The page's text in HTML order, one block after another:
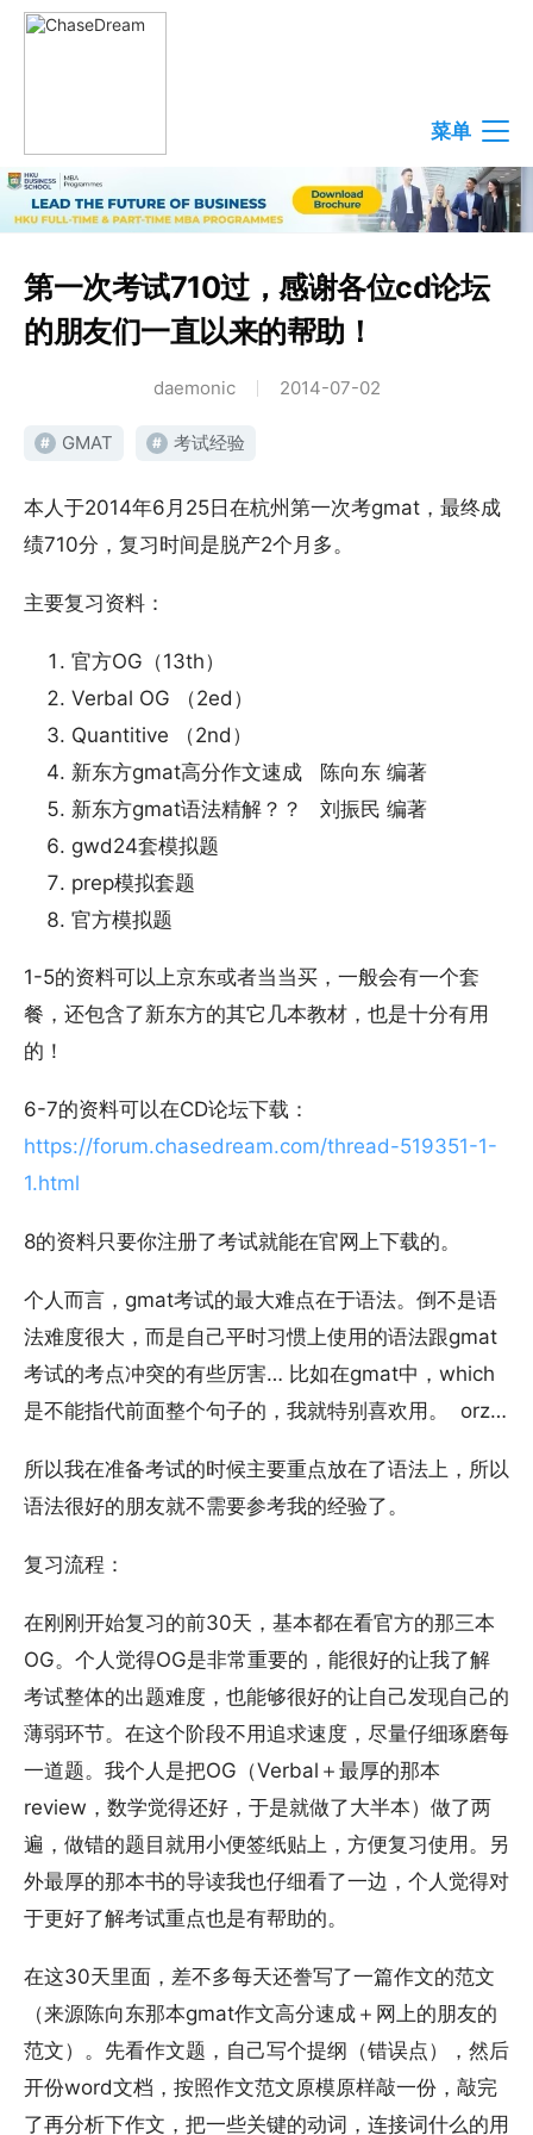
菜单
第一次考试710过，感谢各位cd论坛
的朋友们一直以来的帮助！
daemonic 2014-07-02
# GMAT # 考试经验
本人于2014年6月25日在杭州第一次考gmat，最终成
绩710分，复习时间是脱产2个月多。
主要复习资料：
官方OG（13th）
Verbal OG （2ed）
Quantitive （2nd）
新东方gmat高分作文速成 陈向东 编著
新东方gmat语法精解？？ 刘振民 编著
gwd24套模拟题
prep模拟套题
官方模拟题
1-5的资料可以上京东或者当当买，一般会有一个套
餐，还包含了新东方的其它几本教材，也是十分有用
的！
6-7的资料可以在CD论坛下载：
https://forum.chasedream.com/thread-519351-1-
1.html
8的资料只要你注册了考试就能在官网上下载的。
个人而言，gmat考试的最大难点在于语法。倒不是语
法难度很大，而是自己平时习惯上使用的语法跟gmat
考试的考点冲突的有些厉害… 比如在gmat中，which
是不能指代前面整个句子的，我就特别喜欢用。 orz…
所以我在准备考试的时候主要重点放在了语法上，所以
语法很好的朋友就不需要参考我的经验了。
复习流程：
在刚刚开始复习的前30天，基本都在看官方的那三本
OG。个人觉得OG是非常重要的，能很好的让我了解
考试整体的出题难度，也能够很好的让自己发现自己的
薄弱环节。在这个阶段不用追求速度，尽量仔细琢磨每
一道题。我个人是把OG（Verbal＋最厚的那本
review，数学觉得还好，于是就做了大半本）做了两
遍，做错的题目就用小便签纸贴上，方便复习使用。另
外最厚的那本书的导读我也仔细看了一边，个人觉得对
于更好了解考试重点也是有帮助的。
在这30天里面，差不多每天还誊写了一篇作文的范文
（来源陈向东那本gmat作文高分速成＋网上的朋友的
范文）。先看作文题，自己写个提纲（错误点），然后
开份word文档，按照作文范文原模原样敲一份，敲完
了再分析下作文，把一些关键的动词，连接词什么的用